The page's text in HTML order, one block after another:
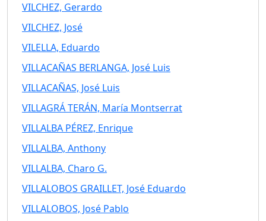
VILCHEZ, Gerardo
VILCHEZ, José
VILELLA, Eduardo
VILLACAÑAS BERLANGA, José Luis
VILLACAÑAS, José Luis
VILLAGRÁ TERÁN, María Montserrat
VILLALBA PÉREZ, Enrique
VILLALBA, Anthony
VILLALBA, Charo G.
VILLALOBOS GRAILLET, José Eduardo
VILLALOBOS, José Pablo